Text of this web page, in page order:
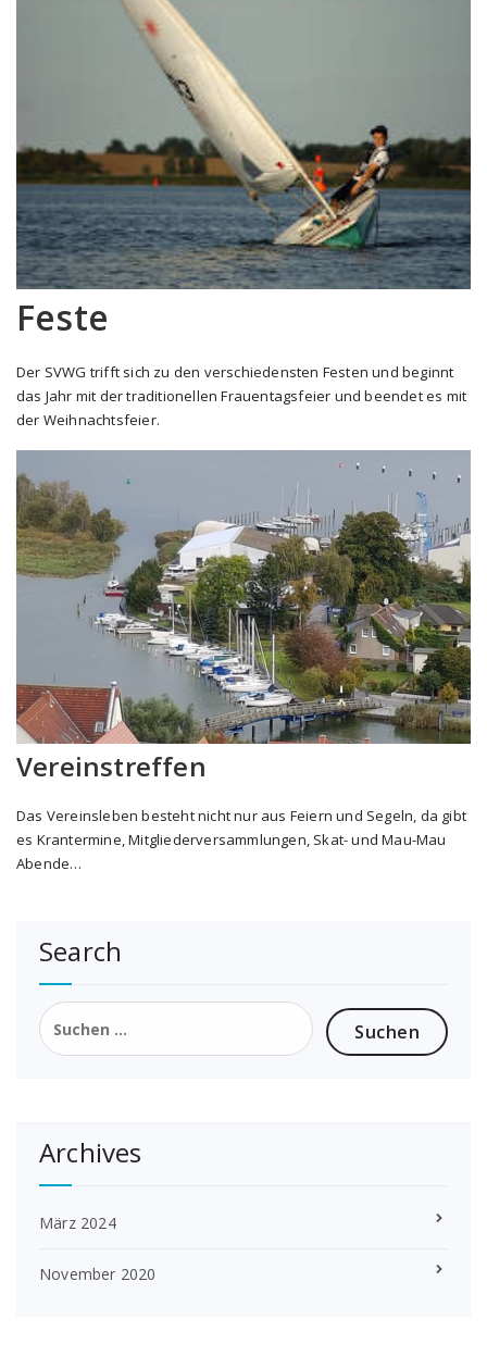
Feste
Der SVWG trifft sich zu den verschiedensten Festen und beginnt
das Jahr mit der traditionellen Frauentagsfeier und beendet es mit
der Weihnachtsfeier.
Vereinstreffen
Das Vereinsleben besteht nicht nur aus Feiern und Segeln, da gibt
es Krantermine, Mitgliederversammlungen, Skat- und Mau-Mau
Abende…
Search
Suchen
nach:
Archives
März 2024
November 2020